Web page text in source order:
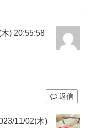
) 20:55:58
返信
11/02(木)